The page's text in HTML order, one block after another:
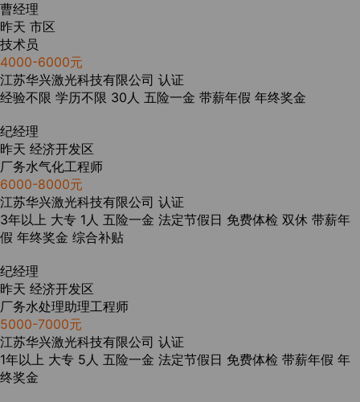
曹经理
昨天 市区
技术员
4000-6000元
江苏华兴激光科技有限公司 认证
经验不限 学历不限 30人 五险一金 带薪年假 年终奖金
纪经理
昨天 经济开发区
厂务水气化工程师
6000-8000元
江苏华兴激光科技有限公司 认证
3年以上 大专 1人 五险一金 法定节假日 免费体检 双休 带薪年
假 年终奖金 综合补贴
纪经理
昨天 经济开发区
厂务水处理助理工程师
5000-7000元
江苏华兴激光科技有限公司 认证
1年以上 大专 5人 五险一金 法定节假日 免费体检 带薪年假 年
终奖金